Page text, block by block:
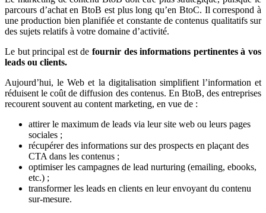
parcours d’achat en BtoB est plus long qu’en BtoC. Il correspond à
une production bien planifiée et constante de contenus qualitatifs sur
des sujets relatifs à votre domaine d’activité.
Le but principal est de fournir des informations pertinentes à vos
leads ou clients.
Aujourd’hui, le Web et la digitalisation simplifient l’information et
réduisent le coût de diffusion des contenus. En BtoB, des entreprises
recourent souvent au content marketing, en vue de :
attirer le maximum de leads via leur site web ou leurs pages
sociales ;
récupérer des informations sur des prospects en plaçant des
CTA dans les contenus ;
optimiser les campagnes de lead nurturing (emailing, ebooks,
etc.) ;
transformer les leads en clients en leur envoyant du contenu
sur-mesure.